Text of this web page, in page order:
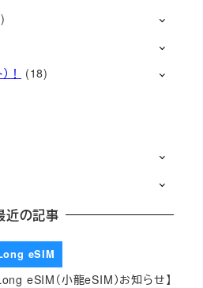
！
(18)
近の記事
eSIM
eSIM（小龍eSIM）お知らせ】